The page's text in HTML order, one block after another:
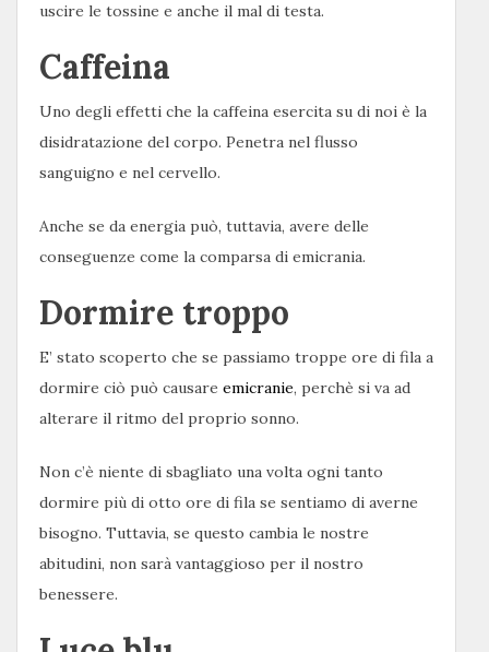
uscire le tossine e anche il mal di testa.
Caffeina
Uno degli effetti che la caffeina esercita su di noi è la
disidratazione del corpo. Penetra nel flusso
sanguigno e nel cervello.
Anche se da energia può, tuttavia, avere delle
conseguenze come la comparsa di emicrania.
Dormire troppo
E’ stato scoperto che se passiamo troppe ore di fila a
dormire ciò può causare emicranie, perchè si va ad
alterare il ritmo del proprio sonno.
Non c’è niente di sbagliato una volta ogni tanto
dormire più di otto ore di fila se sentiamo di averne
bisogno. Tuttavia, se questo cambia le nostre
abitudini, non sarà vantaggioso per il nostro
benessere.